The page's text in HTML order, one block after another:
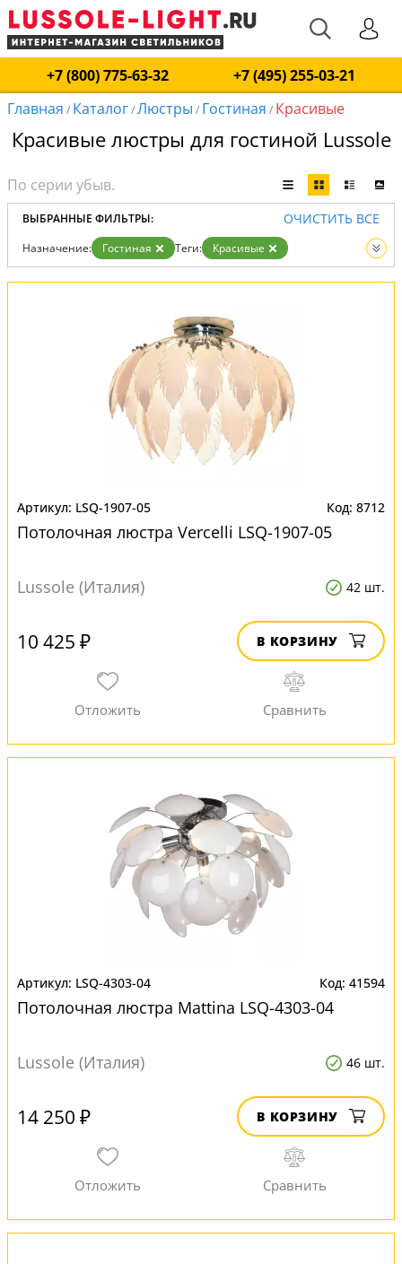
+7 (800) 775-63-32
+7 (495) 255-03-21
Главная / Каталог/Люстры / Гостиная / Красивые
Красивые люстры для гостиной Lussole
ВЫБРАННЫЕ ФИЛЬТРЫ: ОЧИСТИТЬ ВСЕ
Назначение: Гостиная Теги:
Красивые
Вид:
Люстры
LSQ-1907-05 8712
Потолочная люстра Vercelli LSQ-1907-05
Lussole (Италия) 42 шт.
10 425 ₽ В КОРЗИНУ
LSQ-4303-04 41594
Потолочная люстра Mattina LSQ-4303-04
Lussole (Италия) 46 шт.
14 250 ₽ В КОРЗИНУ